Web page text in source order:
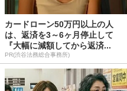
カードローン50万円以上の人
は、返済を3～6ヶ月停止して
『大幅に減額してから返済...
PR(渋谷法務総合事務所)